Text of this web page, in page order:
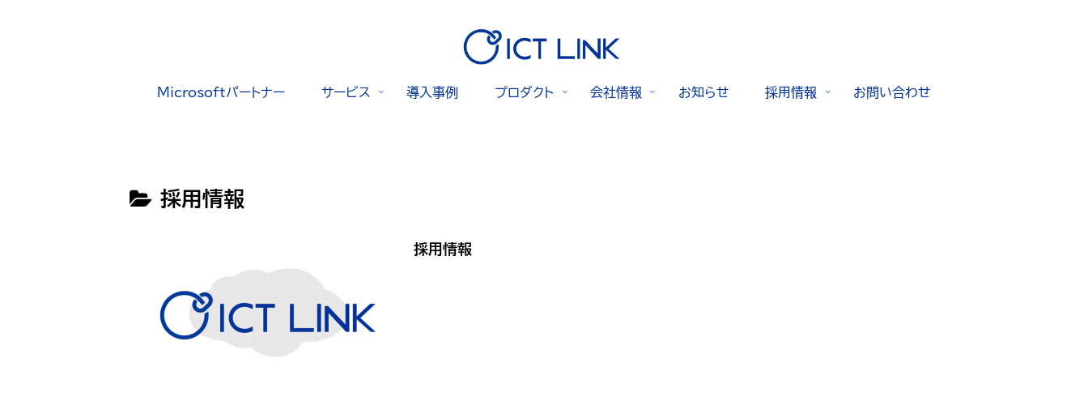
Microsoftパートナー サービス 導入事例 プロダクト 会社情報 お知らせ 採用情報 お問い合わせ
採用情報
採用情報